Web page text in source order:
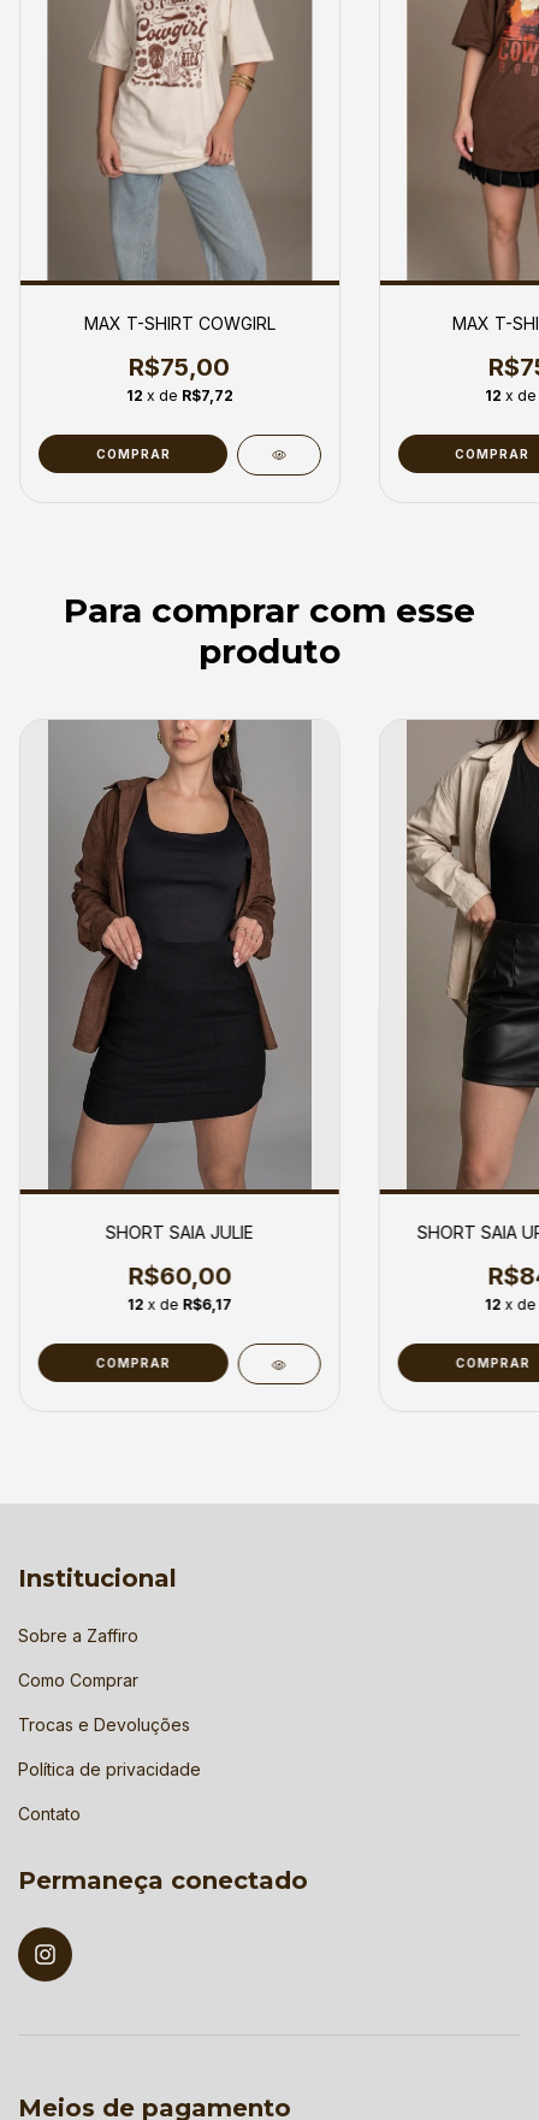
MAX T-SHIRT COWGIRL
R$75,00
12 x de R$7,72
MAX T-
12 x
Para comprar com esse
produto
SHORT SAIA JULIE
R$60,00
12 x de R$6,17
COMPRAR
SHORT SAIA
12 x de
COMPRAR
Institucional
Sobre a Zaffiro
Como Comprar
Trocas e Devoluções
Política de privacidade
Contato
Permaneça conectado
Meios de pagamento